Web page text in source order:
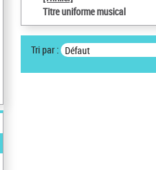
Titre uniforme musical
Tri par : Défaut